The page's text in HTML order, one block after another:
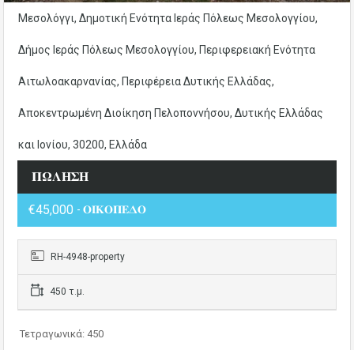
Μεσολόγγι, Δημοτική Ενότητα Ιεράς Πόλεως Μεσολογγίου,
Δήμος Ιεράς Πόλεως Μεσολογγίου, Περιφερειακή Ενότητα
Αιτωλοακαρνανίας, Περιφέρεια Δυτικής Ελλάδας,
Αποκεντρωμένη Διοίκηση Πελοποννήσου, Δυτικής Ελλάδας
και Ιονίου, 30200, Ελλάδα
𝚷𝛀𝚲𝚮𝚺𝚮
€45,000 - 𝚶𝚰𝚱𝚶𝚷𝚬𝚫𝚶
RH-4948-property
450 τ.μ.
Τετραγωνικά: 450